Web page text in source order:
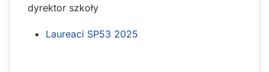
dyrektor szkoły
Laureaci SP53 2025